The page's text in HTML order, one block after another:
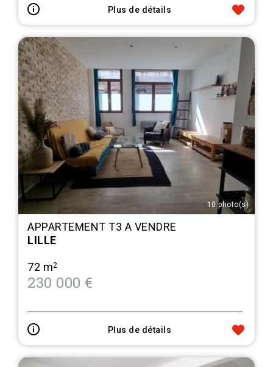
Plus de détails
10 photo(s)
APPARTEMENT T3 A VENDRE
LILLE
72 m2
230 000 €
Plus de détails